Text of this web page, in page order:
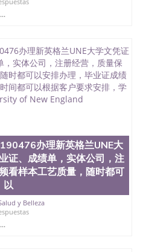
号，付定金； 4、预约递
本人一起去留服递交材
的材料，尺寸大小，防伪
纹，钢印LOGO烫金烫
叠。 文字图案浮雕，激光
印防伪）都有原版本文凭
客户群体的认可，同时和
明等相关材料）的版本更
的海外学历文凭的样版，尺
术等等，并在时间收集到
需求。 我们的优势： 我
坚持较高性价比，通过品
情诠释什么是高性价比。
Q/微
绩单、教育部认证,录取通
.
...
办理新英格兰UNE大
证、成绩单，实体公司，注
看样本工艺质量，随时都可
以
y Belleza
...